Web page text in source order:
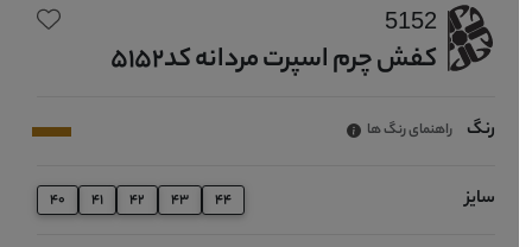
5152
کفش چرم اسپرت مردانه کد5152
رنگ راهنمای رنگ ها
سایز 40 42 43 44